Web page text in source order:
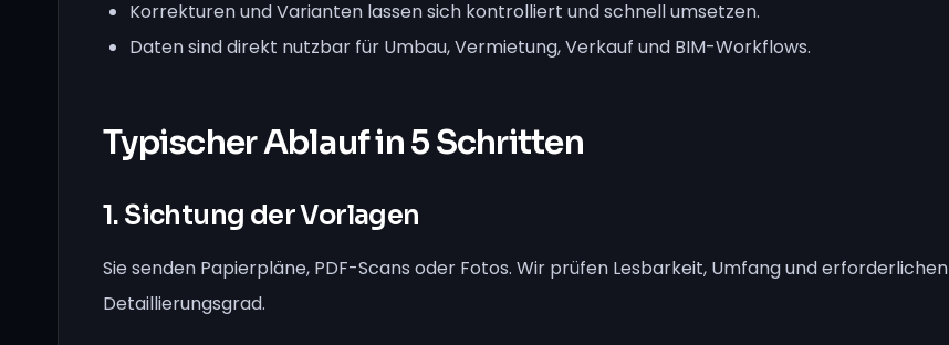
Korrekturen und Varianten lassen sich kontrolliert und schnell umsetzen.
Daten sind direkt nutzbar für Umbau, Vermietung, Verkauf und BIM-Workflows.
Typischer Ablauf in 5 Schritten
1. Sichtung der Vorlagen
Sie senden Papierpläne, PDF-Scans oder Fotos. Wir prüfen Lesbarkeit, Umfang und erforderlichen
Detaillierungsgrad.